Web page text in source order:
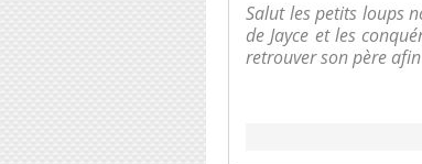
Salut les petits loups
de Jayce et les
retrouver son père